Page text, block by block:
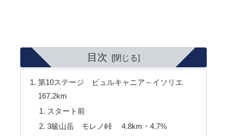
目次
第10ステージ ビュルキャニア～イソリエ
167.2km
スタート前
3級山岳 モレノ峠 4.8km・4.7%